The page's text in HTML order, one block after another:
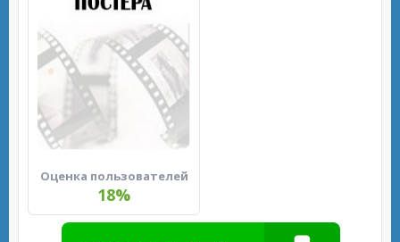
Оценка пользователей
18%